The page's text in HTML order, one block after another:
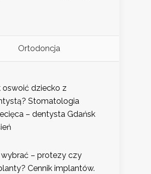
Ortodoncja
oswoić dziecko z
Stomatologia
– dentysta Gdańsk
wybrać – protezy czy
Cennik implantów.